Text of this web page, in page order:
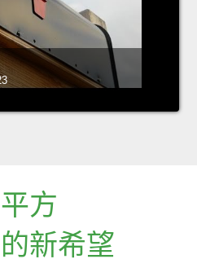
方
新希望